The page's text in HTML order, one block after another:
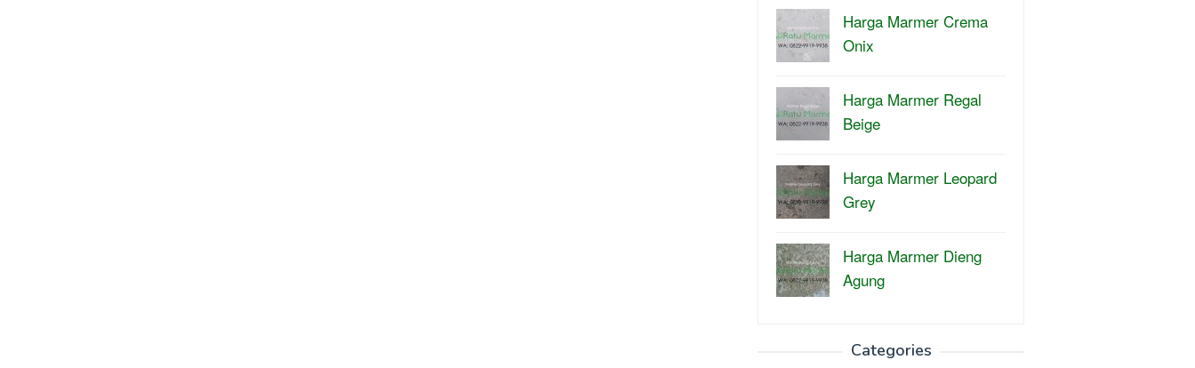
Harga Marmer Crema
Onix
Harga Marmer Regal
Beige
Harga Marmer Leopard
Grey
Harga Marmer Dieng
Agung
Categories